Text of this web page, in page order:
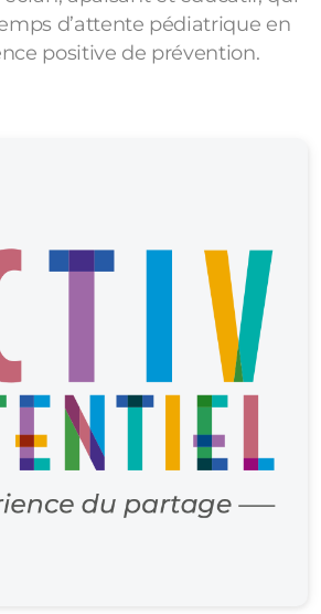
d’attente pédiatrique en
positive de prévention.